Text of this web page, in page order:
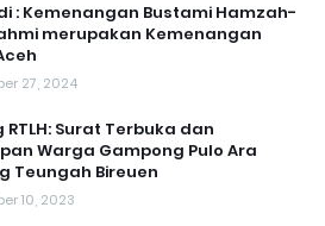
: Kemenangan Bustami Hamzah-
merupakan Kemenangan
27, 2024
Surat Terbuka dan
Warga Gampong Pulo Ara
Teungah Bireuen
10, 2023